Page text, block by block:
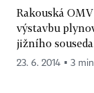
Rakouská
výstavbu
jižního
23. 6. 2014 ▪ 3